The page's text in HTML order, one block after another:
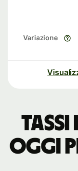
Variazione
Tassi
oggi